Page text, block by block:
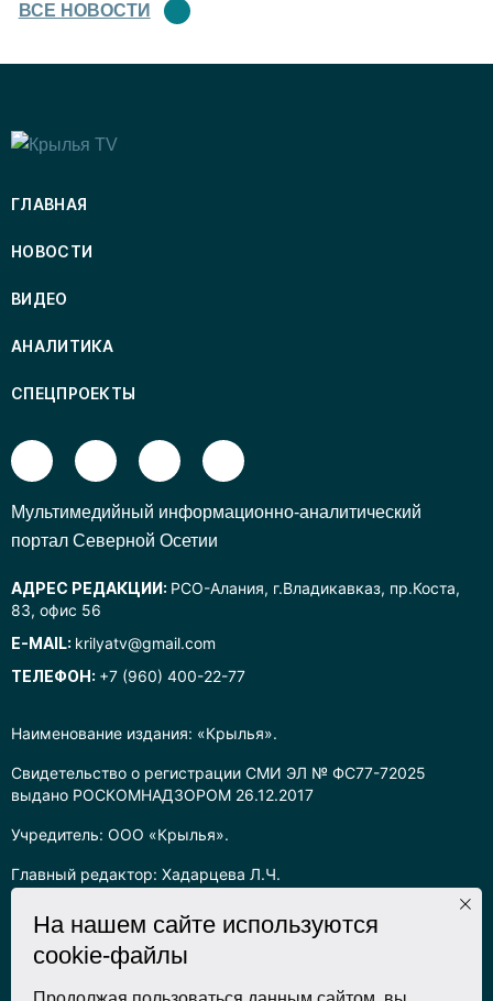
ВСЕ НОВОСТИ
Наименование издания: «Крылья».
Свидетельство о регистрации СМИ ЭЛ № ФС77-72025
выдано РОСКОМНАДЗОРОМ 26.12.2017
Учредитель: ООО «Крылья».
Главный редактор: Хадарцева Л.Ч.
Информация на сайте предназначена для лиц старше 16 лет.
Все права на любые материалы, опубликованные на сайте,
защищены в соответствии с российским законодательством
ГЛАВНАЯ
НОВОСТИ
ВИДЕО
АНАЛИТИКА
СПЕЦПРОЕКТЫ
Mультимедийный информационно-аналитический
портал Северной Осетии
АДРЕС РЕДАКЦИИ: РСО-Алания, г.Владикавказ, пр.Коста,
83, офис 56
E-MAIL: krilyatv@gmail.com
ТЕЛЕФОН: +7 (960) 400-22-77
На нашем сайте используются
cookie-файлы